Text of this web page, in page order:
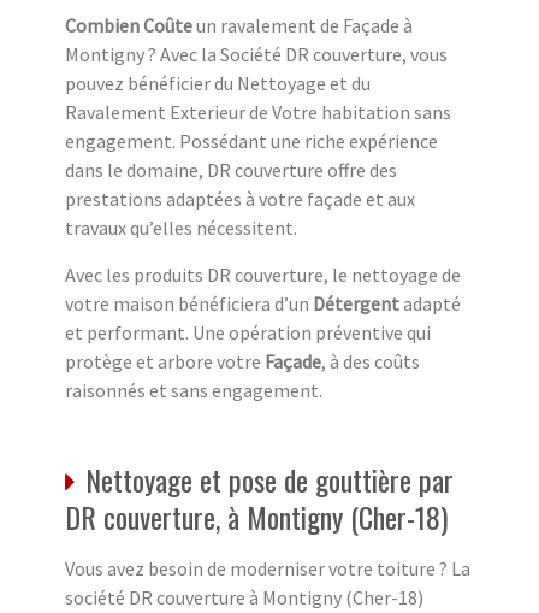
Combien Coûteun ravalement de Façade à
Montigny ? Avec la Société DR couverture, vous
pouvez bénéficier du Nettoyage et du
Ravalement Exterieur de Votre habitation sans
engagement. Possédant une riche expérience
dans le domaine, DR couverture offre des
prestations adaptées à votre façade et aux
travaux qu’elles nécessitent.
Avec les produits DR couverture, le nettoyage de
votre maison bénéficiera d’un Détergentadapté
et performant. Une opération préventive qui
protège et arbore votre Façade, à des coûts
raisonnés et sans engagement.
Nettoyage et pose de gouttière par
DR couverture, à Montigny (Cher-18)
Vous avez besoin de moderniser votre toiture ? La
société DR couverture à Montigny (Cher-18)